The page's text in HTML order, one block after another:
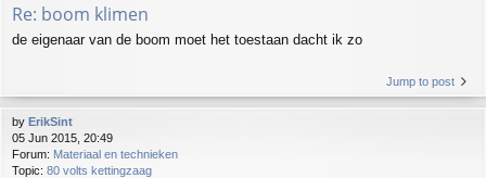
Re: boom klimen
de eigenaar van de boom moet het toestaan dacht ik zo
Jump to post
by ErikSint
05 Jun 2015, 20:49
Forum: Materiaal en technieken
Topic: 80 volts kettingzaag